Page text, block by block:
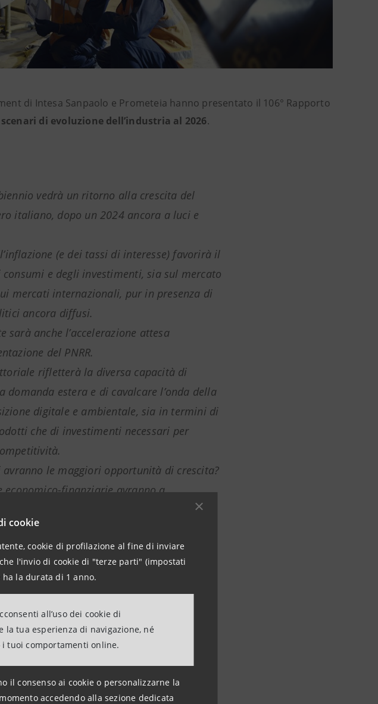
cookie
cookie di profilazione al fine di inviare
l'invio di cookie di "terze parti" (impostati
la durata di 1 anno.
all’uso dei cookie di
la tua esperienza di navigazione, né
tuoi comportamenti online.
il consenso ai cookie o personalizzarne la
accedendo alla sezione dedicata
di Intesa Sanpaolo e Prometeia hanno presentato il 106° Rapporto
scenari di evoluzione dell’industria al 2026.
vedrà un ritorno alla crescita del
italiano, dopo un 2024 ancora a luci e
(e dei tassi di interesse) favorirà il
consumi e degli investimenti, sia sul mercato
mercati internazionali, pur in presenza di
ancora diffusi.
sarà anche l’accelerazione attesa
del PNRR.
rifletterà la diversa capacità di
domanda estera e di cavalcare l’onda della
digitale e ambientale, sia in termini di
che di investimenti necessari per
le maggiori opportunità di crescita?
economico-finanziarie avranno a
le imprese per affrontare le sfide che sono
propone di approfondire queste tematiche,
quadro previsivo dell’industria